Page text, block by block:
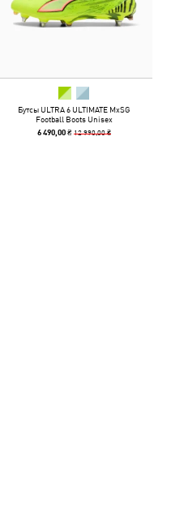
Бутсы ULTRA 6 ULTIMATE MxSG
Football Boots Unisex
6 490,00 ₴ 12 990,00 ₴